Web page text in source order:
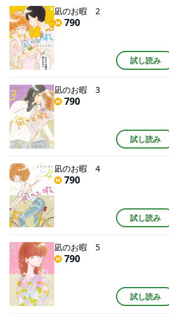
凪のお暇 2
790
試し読み
凪のお暇 3
790
試し読み
凪のお暇 4
790
試し読み
凪のお暇 5
790
試し読み